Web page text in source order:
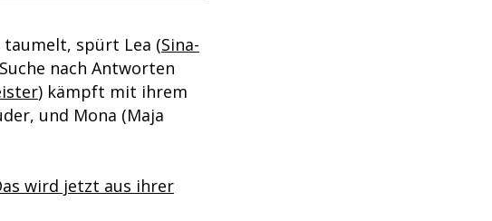
taumelt, spürt Lea (Sina-
nach Antworten
) kämpft mit ihrem
und Mona (Maja
wird jetzt aus ihrer